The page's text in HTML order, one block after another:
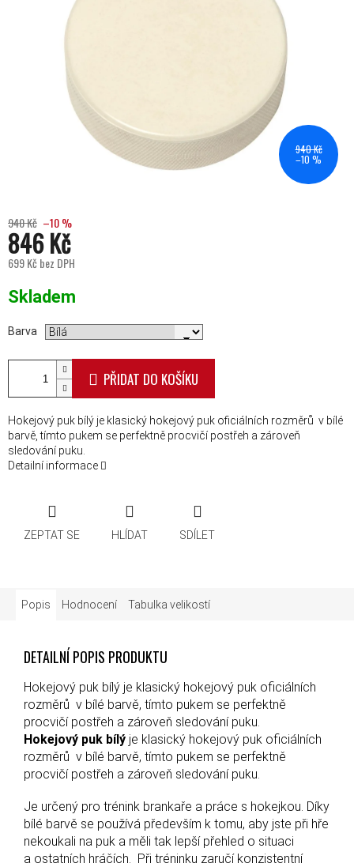
940 Kč
–10 %
940 Kč –10 %
846 Kč
699 Kč bez DPH
Skladem
Barva
PŘIDAT DO KOŠÍKU
Hokejový puk bílý je klasický hokejový puk oficiálních rozměrů v bílé
barvě, tímto pukem se perfektně procvičí postřeh a zároveň
sledování puku.
Detailní informace
ZEPTAT SE HLÍDAT SDÍLET
Popis Hodnocení Tabulka velikostí
DETAILNÍ POPIS PRODUKTU
Hokejový puk bílý je klasický hokejový puk oficiálních
rozměrů v bílé barvě, tímto pukem se perfektně
procvičí postřeh a zároveň sledování puku.
Hokejový puk bílý je klasický hokejový puk oficiálních
rozměrů v bílé barvě, tímto pukem se perfektně
procvičí postřeh a zároveň sledování puku.
Je určený pro trénink brankaře a práce s hokejkou. Díky
bílé barvě se používá především k tomu, aby jste při hře
nekoukali na puk a měli tak lepší přehled o situaci
a ostatních hráčích. Při tréninku zaručí konzistentní